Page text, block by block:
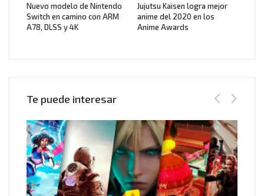
Nuevo modelo de Nintendo
Switch en camino con ARM
A78, DLSS y 4K
Jujutsu Kaisen logra mejor
anime del 2020 en los
Anime Awards
Te puede interesar